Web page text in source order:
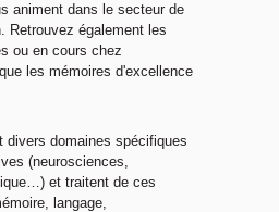
animent dans le secteur de
Retrouvez également les
ou en cours chez
les mémoires d'excellence
divers domaines spécifiques
(neurosciences,
et traitent de ces
langage,